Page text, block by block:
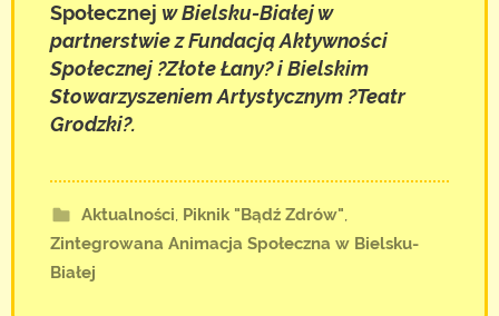
Społecznej w Bielsku-Białej w
partnerstwie z Fundacją Aktywności
Społecznej ?Złote Łany? i Bielskim
Stowarzyszeniem Artystycznym ?Teatr
Grodzki?.
Aktualności, Piknik "Bądź Zdrów",
Zintegrowana Animacja Społeczna w Bielsku-
Białej